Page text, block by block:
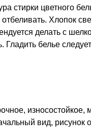
стирки цветного
Хлопок
делать с
Гладить белье
износостойкое,
вид, рисунок